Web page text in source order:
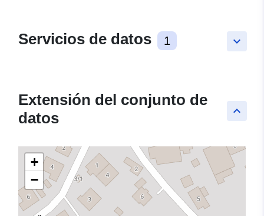
keyboard_arrow_down
Servicios de datos 1
keyboard_arrow_up
Extensión del conjunto de
datos
+
−